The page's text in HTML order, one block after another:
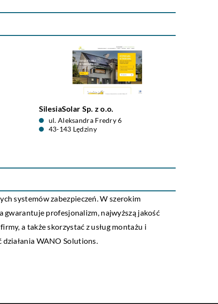
SilesiaSolar Sp. z o.o.
ul. Aleksandra Fredry 6
43-143 Lędziny
systemów zabezpieczeń. W szerokim
profesjonalizm, najwyższą jakość
a także skorzystać z usług montażu i
WANO Solutions.